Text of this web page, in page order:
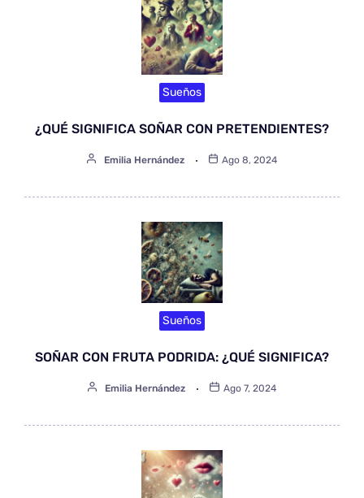
Sueños
¿QUÉ SIGNIFICA SOÑAR CON PRETENDIENTES?
Emilia Hernández Ago 8, 2024
Sueños
SOÑAR CON FRUTA PODRIDA: ¿QUÉ SIGNIFICA?
Emilia Hernández Ago 7, 2024